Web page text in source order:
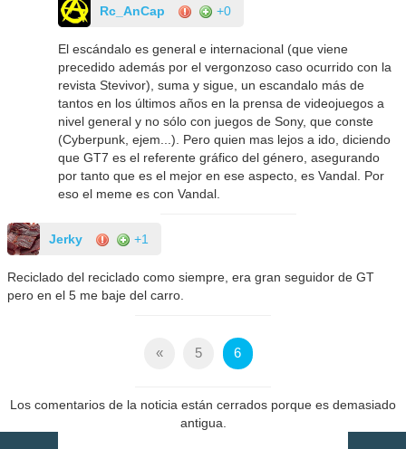
Rc_AnCap +0
El escándalo es general e internacional (que viene
precedido además por el vergonzoso caso ocurrido con la
revista Stevivor), suma y sigue, un escandalo más de
tantos en los últimos años en la prensa de videojuegos a
nivel general y no sólo con juegos de Sony, que conste
(Cyberpunk, ejem...). Pero quien mas lejos a ido, diciendo
que GT7 es el referente gráfico del género, asegurando
por tanto que es el mejor en ese aspecto, es Vandal. Por
eso el meme es con Vandal.
Jerky +1
Reciclado del reciclado como siempre, era gran seguidor de GT
pero en el 5 me baje del carro.
« 5 6
Los comentarios de la noticia están cerrados porque es demasiado
antigua.